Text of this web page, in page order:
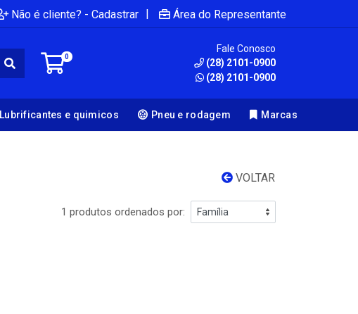
Não é cliente? - Cadastrar | Área do Representante
0
Fale Conosco
(28) 2101-0900
(28) 2101-0900
Lubrificantes e quimicos Pneu e rodagem Marcas
VOLTAR
1 produtos ordenados por: